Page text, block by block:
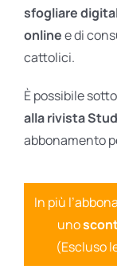
Ares Gift Card
sfogliare
onlinee di
cattolici.
È possibile
alla rivista
abbonamento
In più
uno
(Escluso